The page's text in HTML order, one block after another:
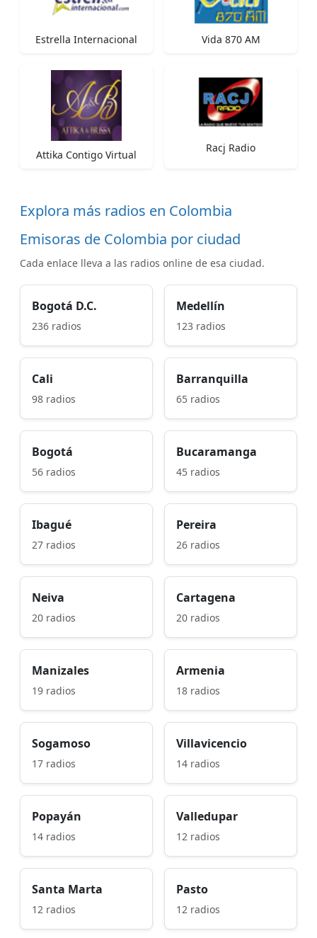
Estrella Internacional Vida 870 AM
Attika Contigo Virtual
Racj Radio
Explora más radios en Colombia
Emisoras de Colombia por ciudad
Cada enlace lleva a las radios online de esa ciudad.
Bogotá D.C.
236 radios
Medellín
123 radios
Cali
98 radios
Barranquilla
65 radios
Bogotá
56 radios
Bucaramanga
45 radios
Ibagué
27 radios
Pereira
26 radios
Neiva
20 radios
Cartagena
20 radios
Manizales
19 radios
Armenia
18 radios
Sogamoso
17 radios
Villavicencio
14 radios
Popayán
14 radios
Valledupar
12 radios
Santa Marta
12 radios
Pasto
12 radios